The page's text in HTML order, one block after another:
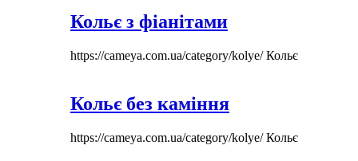
Кольє з фіанітами
https://cameya.com.ua/category/kolye/Кольє
Кольє без каміння
https://cameya.com.ua/category/kolye/Кольє